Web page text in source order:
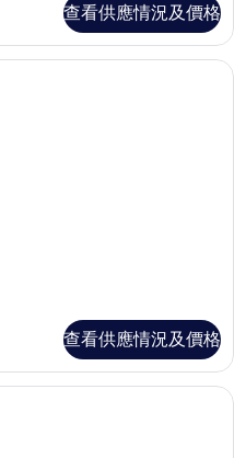
查看供應情況及價格
查看供應情況及價格